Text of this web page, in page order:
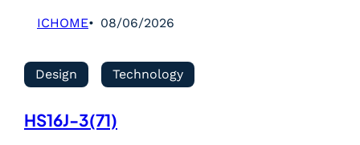
ICHOME 08/06/2026
Design Technology
HS16J-3(71)